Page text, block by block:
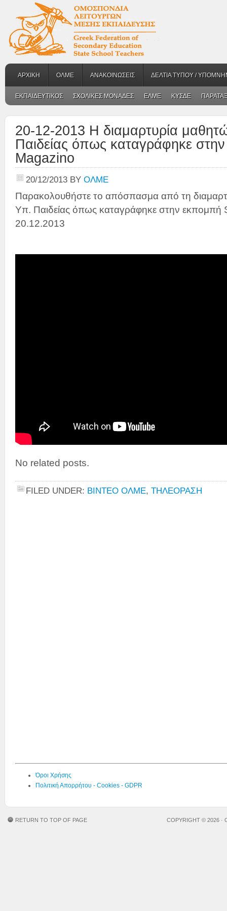
ΑΡΧΙΚΗ ΟΛΜΕ ΑΝΑΚΟΙΝΩΣΕΙΣ ΔΕΛΤΙΑ ΤΥΠΟΥ /
ΕΚΠΑΙΔΕΥΤΙΚΟΣ ΣΧΟΛΙΚΕΣ ΜΟΝΑΔΕΣ ΕΛΜΕ ΚΥΣΔΕ
20-12-2013 Η διαμαρτυρία
Παιδείας όπως καταγράφηκε
Magazino
20/12/2013 BY ΟΛΜΕ
Παρακολουθήστε το απόσπασμα από τη
Υπ. Παιδείας όπως καταγράφηκε στην εκπομπή
20.12.2013
No related posts.
FILED UNDER: ΒΙΝΤΕΟ ΟΛΜΕ, ΤΗΛΕΟΡΑΣΗ
Όροι Χρήσης
Πολιτική Απορρήτου - Cookies - GDPR
RETURN TO TOP OF PAGE COPYRIGHT © 2026 ·